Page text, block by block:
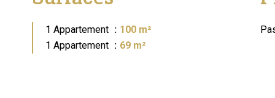
1 Appartement
100 m²
1 Appartement
69 m²